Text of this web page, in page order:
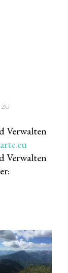
Verwalten
Verwalten